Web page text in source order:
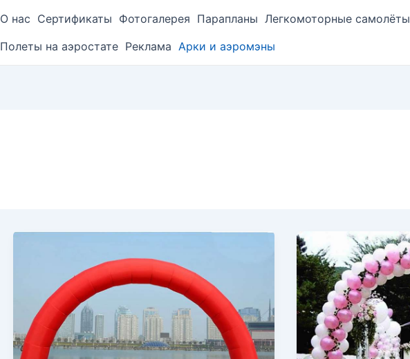
О нас Сертификаты Фотогалерея Парапланы Легкомоторные самолёты
Полеты на аэростате Реклама Арки и аэромэны